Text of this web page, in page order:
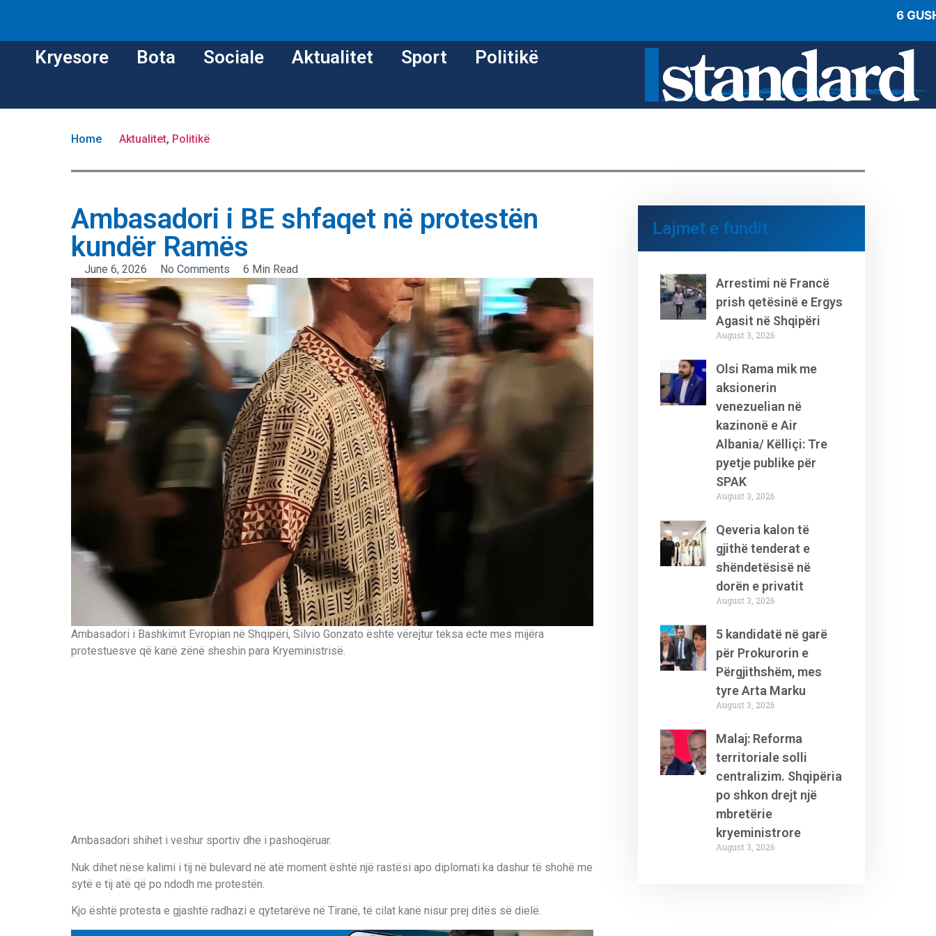
6
Kryesore Bota Sociale Aktualitet Sport Politikë
Home Aktualitet, Politikë
Ambasadori i BE shfaqet në protestën
kundër Ramës
June 6, 2026 No Comments 6 Min Read
Ambasadori i Bashkimit Evropian në Shqipëri, Silvio Gonzato është vërejtur teksa ecte mes mijëra
protestuesve që kanë zënë sheshin para Kryeministrisë.
Ambasadori shihet i veshur sportiv dhe i pashoqëruar.
Nuk dihet nëse kalimi i tij në bulevard në atë moment është një rastësi apo diplomati ka dashur të shohë me
sytë e tij atë që po ndodh me protestën.
Kjo është protesta e gjashtë radhazi e qytetarëve në Tiranë, të cilat kanë nisur prej ditës së dielë.
Lajmet e fundit
Arrestimi në Francë
prish qetësinë e Ergys
Agasit në Shqipëri
August 3, 2026
Olsi Rama mik me
aksionerin
venezuelian në
kazinonë e Air
Albania/ Këlliçi: Tre
pyetje publike për
SPAK
August 3, 2026
Qeveria kalon të
gjithë tenderat e
shëndetësisë në
dorën e privatit
August 3, 2026
5 kandidatë në garë
për Prokurorin e
Përgjithshëm, mes
tyre Arta Marku
August 3, 2026
Malaj: Reforma
territoriale solli
centralizim. Shqipëria
po shkon drejt një
mbretërie
kryeministrore
August 3, 2026